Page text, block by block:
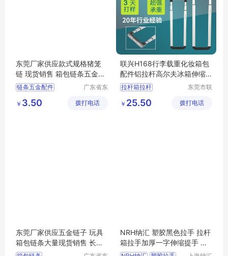
东莞厂家供应款式规格猪笼
链 现货销售 箱包链条五金配
件批发定制
链条五金配件
广东省东
镇锦厦社
￥ 3.50 拨打电话
联兴H168行李载重化妆箱包
配件铝拉杆高尔夫冰箱伸缩
电源推车拉杆
拉杆箱拉杆
拉杆箱脚轮
箱包拉杆
东莞市联
件有限公
￥ 25.50 拨打电话
东莞厂家供应五金链子 玩具
箱包链条大量现货销售 长短
定做
NRH纳汇 塑胶黑色拉手 拉杆
箱拉手加厚一字伸缩提手 旅
行箱箱包配件